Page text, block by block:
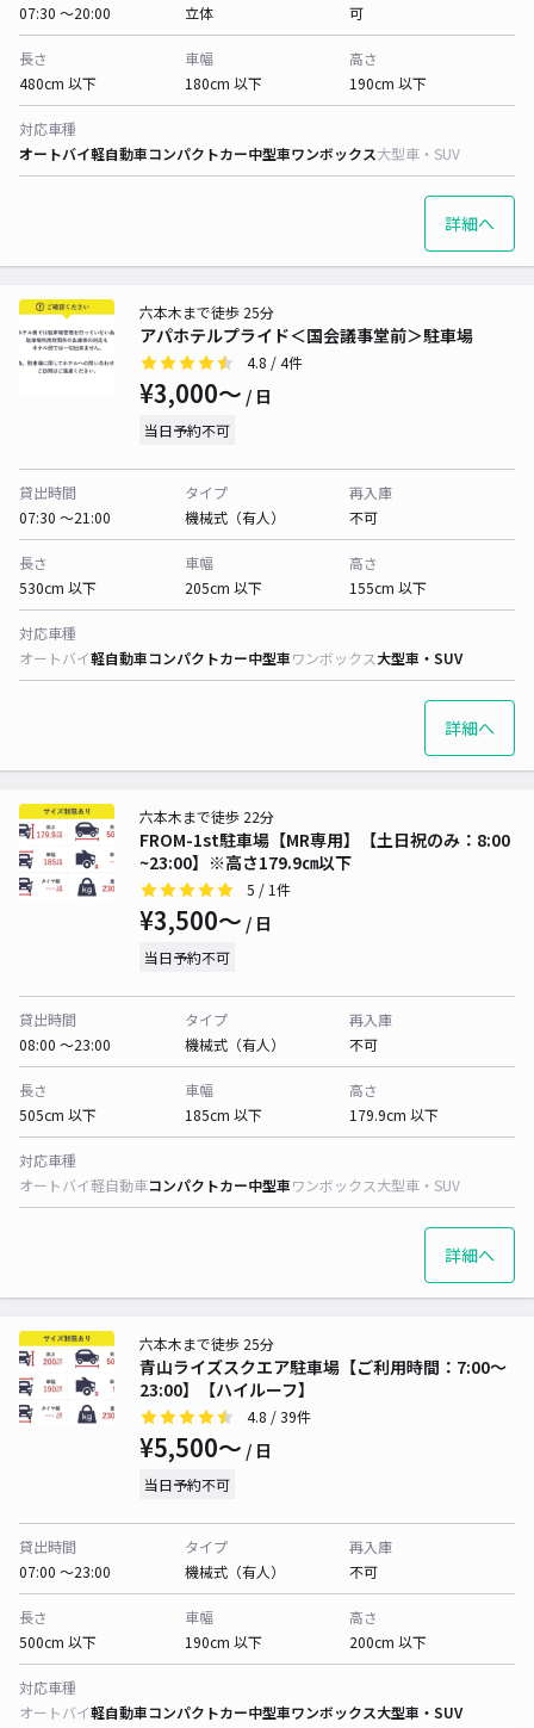
07:30 〜20:00 立体 可
長さ
480cm 以下
車幅
180cm 以下
高さ
190cm 以下
対応車種
オートバイ軽自動車コンパクトカー中型車ワンボックス大型車・SUV
詳細へ
アパホテルプライド＜国会議事堂前＞駐車場
六本木まで徒歩 25分
4.8 / 4件
¥3,000〜 / 日
当日予約不可
貸出時間
07:30 〜21:00
タイプ
機械式（有人）
再入庫
不可
長さ
530cm 以下
車幅
205cm 以下
高さ
155cm 以下
対応車種
オートバイ軽自動車コンパクトカー中型車ワンボックス大型車・SUV
詳細へ
FROM-1st駐車場【MR専用】【土日祝のみ：8:00
~23:00】※高さ179.9㎝以下
六本木まで徒歩 22分
5 / 1件
¥3,500〜 / 日
当日予約不可
貸出時間
08:00 〜23:00
タイプ
機械式（有人）
再入庫
不可
長さ
505cm 以下
車幅
185cm 以下
高さ
179.9cm 以下
対応車種
オートバイ軽自動車コンパクトカー中型車ワンボックス大型車・SUV
詳細へ
青山ライズスクエア駐車場【ご利用時間：7:00～
23:00】【ハイルーフ】
六本木まで徒歩 25分
4.8 / 39件
¥5,500〜 / 日
当日予約不可
貸出時間
07:00 〜23:00
タイプ
機械式（有人）
再入庫
不可
長さ
500cm 以下
車幅
190cm 以下
高さ
200cm 以下
対応車種
オートバイ軽自動車コンパクトカー中型車ワンボックス大型車・SUV